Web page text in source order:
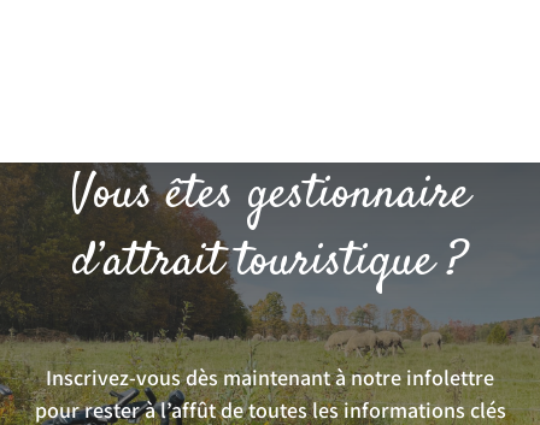
Vous êtes gestionnaire
d’attrait touristique ?
Inscrivez-vous dès maintenant à notre infolettre
pour rester à l’affût de toutes les informations clés